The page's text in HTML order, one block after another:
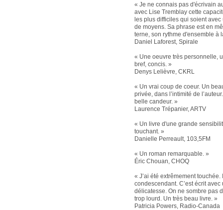
« Je ne connais pas d'écrivain
avec Lise Tremblay cette
les plus difficiles qui soient
de moyens. Sa phrase est en
terne, son rythme d'ensemble à
Daniel Laforest, Spirale
« Une oeuvre très personnelle,
bref, concis. »
Denys Lelièvre, CKRL
« Un vrai coup de coeur. Un
privée, dans l’intimité de
belle candeur. »
Laurence Trépanier, ARTV
« Un livre d'une grande
touchant. »
Danielle Perreault, 103,5FM
« Un roman remarquable. »
Éric Chouan, CHOQ
« J’ai été extrêmement touchée.
condescendant. C’est écrit
délicatesse. On ne sombre pas
trop lourd. Un très beau livre. »
Patricia Powers, Radio-Canada